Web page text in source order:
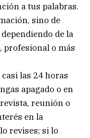
a tus palabras.
sino de
de la
profesional o más
las 24 horas
apagado o en
reunión o
en la
revises; si lo